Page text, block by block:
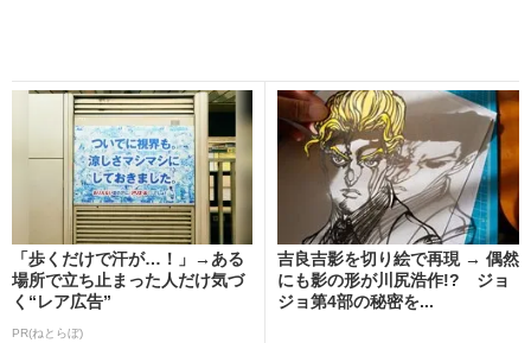
「歩くだけで汗が…！」→ある
場所で立ち止まった人だけ気づ
く“レア広告”
PR(ねとらぼ)
吉良吉影を切り絵で再現 → 偶然
にも影の形が川尻浩作!? ジョ
ジョ第4部の秘密を...